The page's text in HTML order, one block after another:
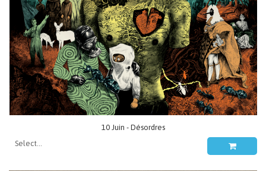
10 Juin - Désordres